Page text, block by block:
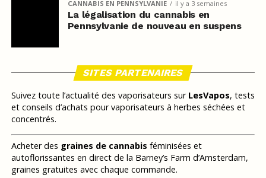
CANNABIS EN PENNSYLVANIE il y a 3 semaines
La légalisation du cannabis en
Pennsylvanie de nouveau en suspens
SITES PARTENAIRES
Suivez toute l’actualité des vaporisateurs sur LesVapos, tests
et conseils d’achats pour vaporisateurs à herbes séchées et
concentrés.
Acheter des graines de cannabis féminisées et
autoflorissantes en direct de la Barney’s Farm d’Amsterdam,
graines gratuites avec chaque commande.